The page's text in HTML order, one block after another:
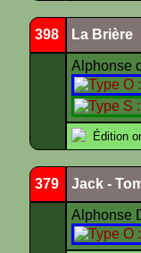
398 La Brière
Alphonse
Édition
379 Jack -
Alphonse